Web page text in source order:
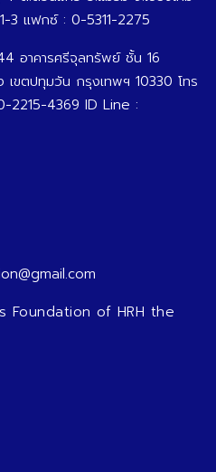
3 แฟกซ์ : 0-5311-2275
อาคารศรีจุลทรัพย์ ชั้น 16
เขตปทุมวัน กรุงเทพฯ 10330 โทร
2215-4369 ID Line :
Foundation of HRH the